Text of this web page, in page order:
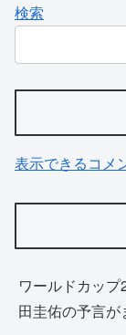
検索
表示できるコメ
ワールドカッ
田圭佑の予言が